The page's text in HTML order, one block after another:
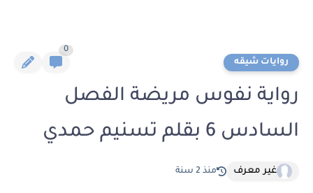
روايات شيقه
0
رواية نفوس مريضة الفصل
السادس 6 بقلم تسنيم حمدي
غير معرف منذ 2 سنة